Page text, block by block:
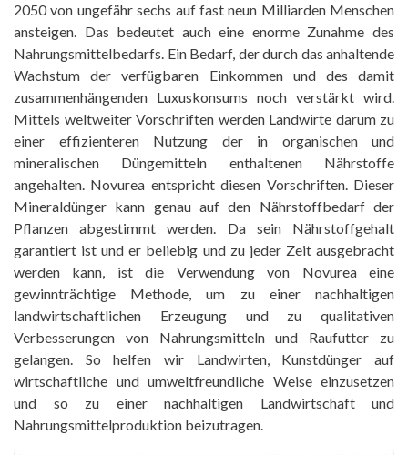
2050 von ungefähr sechs auf fast neun Milliarden Menschen
ansteigen. Das bedeutet auch eine enorme Zunahme des
Nahrungsmittelbedarfs. Ein Bedarf, der durch das anhaltende
Wachstum der verfügbaren Einkommen und des damit
zusammenhängenden Luxuskonsums noch verstärkt wird.
Mittels weltweiter Vorschriften werden Landwirte darum zu
einer effizienteren Nutzung der in organischen und
mineralischen Düngemitteln enthaltenen Nährstoffe
angehalten. Novurea entspricht diesen Vorschriften. Dieser
Mineraldünger kann genau auf den Nährstoffbedarf der
Pflanzen abgestimmt werden. Da sein Nährstoffgehalt
garantiert ist und er beliebig und zu jeder Zeit ausgebracht
werden kann, ist die Verwendung von Novurea eine
gewinnträchtige Methode, um zu einer nachhaltigen
landwirtschaftlichen Erzeugung und zu qualitativen
Verbesserungen von Nahrungsmitteln und Raufutter zu
gelangen. So helfen wir Landwirten, Kunstdünger auf
wirtschaftliche und umweltfreundliche Weise einzusetzen
und so zu einer nachhaltigen Landwirtschaft und
Nahrungsmittelproduktion beizutragen.